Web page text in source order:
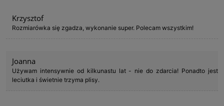
Krzysztof
Rozmiarówka się zgadza, wykonanie super. Polecam wszystkim!
Joanna
Używam intensywnie od kilkunastu lat - nie do zdarcia! Ponadto jest
leciutka i świetnie trzyma plisy.